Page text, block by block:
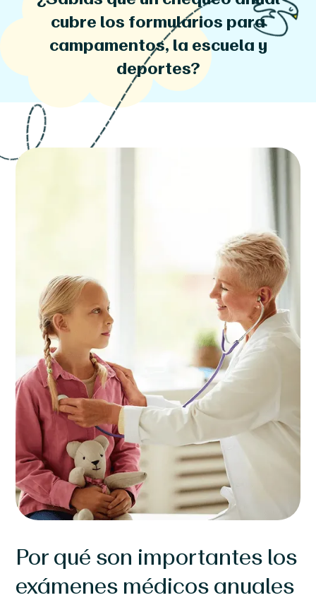
cubre los formularios para
campamentos, la escuela y
deportes?
Por qué son importantes los
exámenes médicos anuales